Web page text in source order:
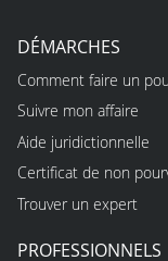
DÉMARCHES
Comment faire un
Suivre mon affaire
Aide juridictionnelle
Certificat de non
Trouver un expert
PROFESSIONNELS